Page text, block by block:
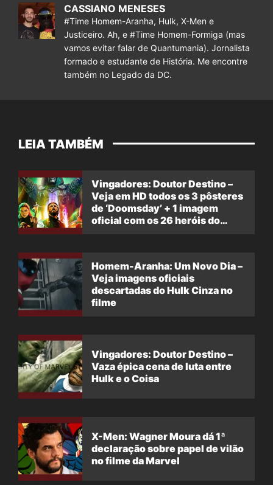
CASSIANO MENESES
#Time Homem-Aranha, Hulk, X-Men e
Justiceiro. Ah, e #Time Homem-Formiga (mas
vamos evitar falar de Quantumania). Jornalista
formado e estudante de História. Me encontre
também no Legado da DC.
LEIA TAMBÉM
Vingadores: Doutor Destino –
Veja em HD todos os 3 pôsteres
de ‘Doomsday’ + 1 imagem
oficial com os 26 heróis do
Homem-Aranha: Um Novo Dia –
Veja imagens oficiais
descartadas do Hulk Cinza no
filme
Vingadores: Doutor Destino –
Vaza épica cena de luta entre
Hulk e o Coisa
X-Men: Wagner Moura dá 1ª
declaração sobre papel de vilão
no filme da Marvel